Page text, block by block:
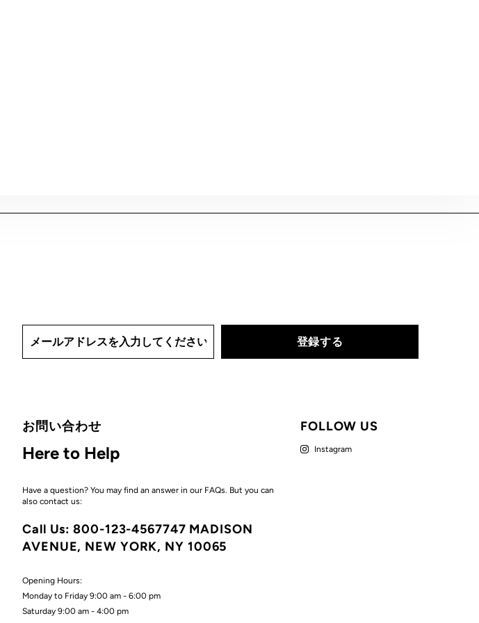
お問い合わせ
Here to Help
Have a question? You may find an answer in our FAQs. But you can
also contact us:
Call Us: 800-123-4567747 MADISON
AVENUE, NEW YORK, NY 10065
Opening Hours:
Monday to Friday 9:00 am - 6:00 pm
Saturday 9:00 am - 4:00 pm
FOLLOW US
Instagram